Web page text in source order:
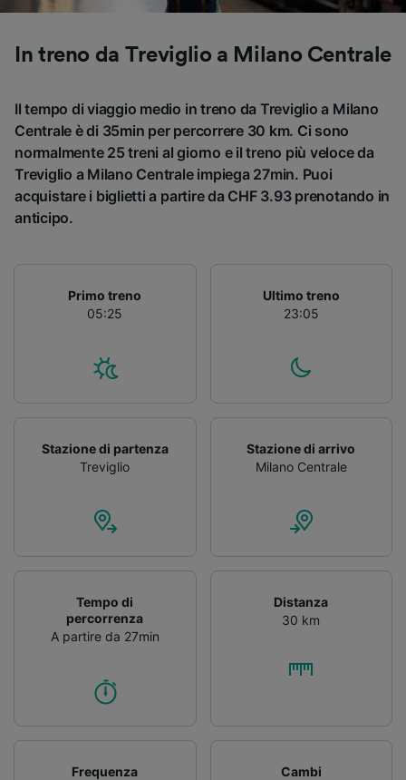
In treno da Treviglio a Milano Centrale
Il tempo di viaggio medio in treno da Treviglio a Milano
Centrale è di 35min per percorrere 30 km. Ci sono
normalmente 25 treni al giorno e il treno più veloce da
Treviglio a Milano Centrale impiega 27min. Puoi
acquistare i biglietti a partire da CHF 3.93 prenotando in
anticipo.
Primo treno
05:25
Ultimo treno
23:05
Stazione di partenza
Treviglio
Stazione di arrivo
Milano Centrale
Tempo di
percorrenza
A partire da 27min
Distanza
30 km
Frequenza
Cambi
Utilizzare dati di geolocalizzazione precisi.
dispositivo ai fini dell’identificazione.
Archiviare informazioni su dispositivo e/o
personalizzati, misurazione delle prestazioni
dei contenuti e degli annunci, ricerche sul
pubblico, sviluppo di servizi.
Elenco dei partner (fornitori)